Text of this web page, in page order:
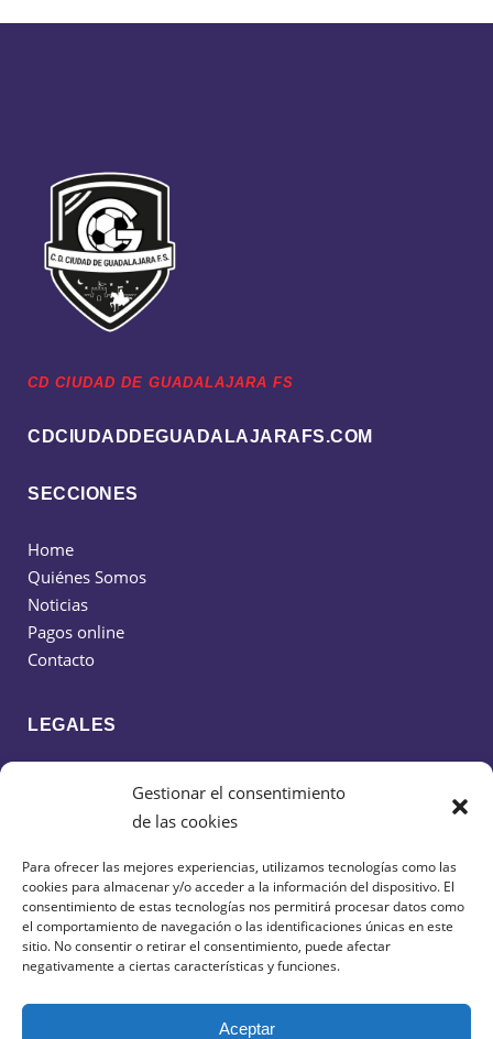
Gestionar el consentimiento
de las cookies
Para ofrecer las mejores experiencias, utilizamos tecnologías como las
cookies para almacenar y/o acceder a la información del dispositivo. El
consentimiento de estas tecnologías nos permitirá procesar datos como
el comportamiento de navegación o las identificaciones únicas en este
sitio. No consentir o retirar el consentimiento, puede afectar
negativamente a ciertas características y funciones.
Aceptar
CD CIUDAD DE GUADALAJARA FS
CDCIUDADDEGUADALAJARAFS.COM
SECCIONES
Home
Quiénes Somos
Noticias
Pagos online
Contacto
LEGALES
CONTACTO
638 599 516